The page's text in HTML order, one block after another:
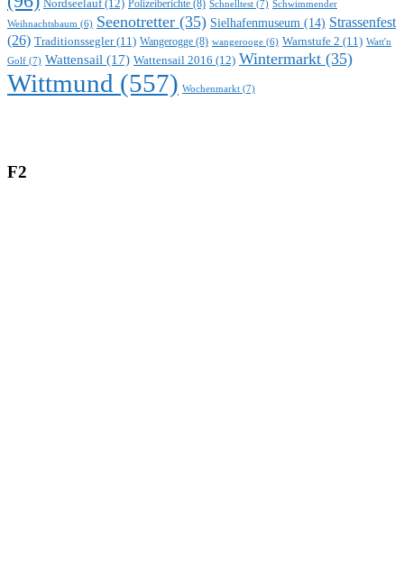
Nordseelauf(12) Polizeiberichte (8) Schnelltest (7) Schwimmender
Weihnachtsbaum (6) Seenotretter (35) Sielhafenmuseum (14) Strassenfest
(26) Traditionssegler(11) Wangerogge (8) wangerooge (6) Warnstufe 2 (11) Watt'n
Golf (7) Wattensail (17) Wattensail 2016 (12) Wintermarkt (35)
Wittmund (557) Wochenmarkt (7)
F2